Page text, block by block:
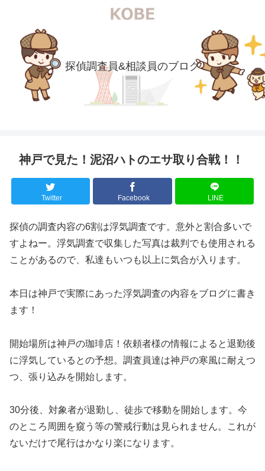
探偵調査員&相談員のブログ
神戸で見た！泥沼ハトのエサ取り合戦！！
Twitter Facebook LINE
探偵の調査内容の6割は浮気調査です。意外と割合多いで
すよねー。浮気調査で収集した写真は裁判でも使用される
ことがあるので、私達もいつも以上に気合が入ります。
本日は神戸で実際にあった浮気調査の内容をブログに書き
ます！
開始場所は神戸の珈琲店！依頼者様の情報によると退勤後
に浮気しているとの予想。調査員達は神戸の寒風に耐えつ
つ、張り込みを開始します。
30分後、対象者が退勤し、徒歩で移動を開始します。今
のところ周囲を窺う等の警戒行動は見られません。これが
ないだけで尾行はかなり楽になります。